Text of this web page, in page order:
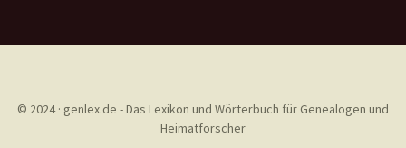
© 2024 · genlex.de - Das Lexikon und Wörterbuch für Genealogen und
Heimatforscher